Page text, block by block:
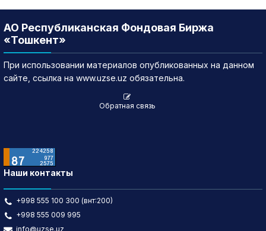
АО Республиканская Фондовая Биржа
«Тошкент»
При использовании материалов опубликованных на данном
сайте, ссылка на www.uzse.uz обязательна.
Обратная связь
Наши контакты
+998 555 100 300 (внт:200)
+998 555 009 995
info@uzse.uz